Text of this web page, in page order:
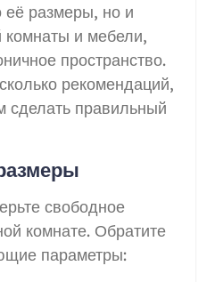
её размеры, но и
и мебели,
пространство.
рекомендаций,
сделать правильный
свободное
комнате. Обратите
параметры: